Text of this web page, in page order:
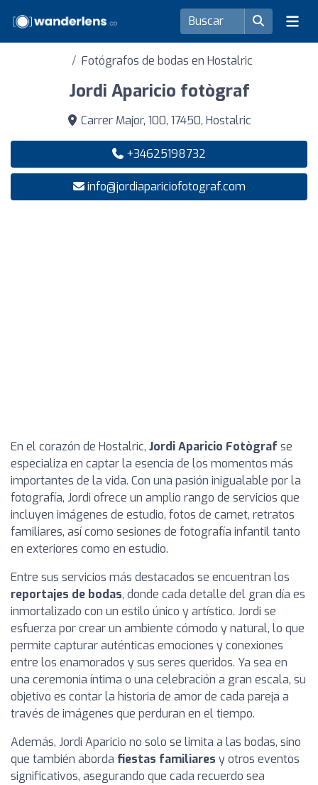
Fotógrafos de bodas en Hostalric
Jordi Aparicio fotògraf
Carrer Major, 100, 17450, Hostalric
+34625198732
info@jordiapariciofotograf.com
En el corazón de Hostalric, Jordi Aparicio Fotògraf se
especializa en captar la esencia de los momentos más
importantes de la vida. Con una pasión inigualable por la
fotografía, Jordi ofrece un amplio rango de servicios que
incluyen imágenes de estudio, fotos de carnet, retratos
familiares, así como sesiones de fotografía infantil tanto
en exteriores como en estudio.
Entre sus servicios más destacados se encuentran los
reportajes de bodas, donde cada detalle del gran día es
inmortalizado con un estilo único y artístico. Jordi se
esfuerza por crear un ambiente cómodo y natural, lo que
permite capturar auténticas emociones y conexiones
entre los enamorados y sus seres queridos. Ya sea en
una ceremonia íntima o una celebración a gran escala, su
objetivo es contar la historia de amor de cada pareja a
través de imágenes que perduran en el tiempo.
Además, Jordi Aparicio no solo se limita a las bodas, sino
que también aborda fiestas familiares y otros eventos
significativos, asegurando que cada recuerdo sea